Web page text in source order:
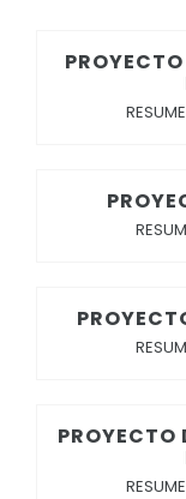
GESTIÓN
Plan de
Plan
Cédulas
Ejecución
PROYECTO